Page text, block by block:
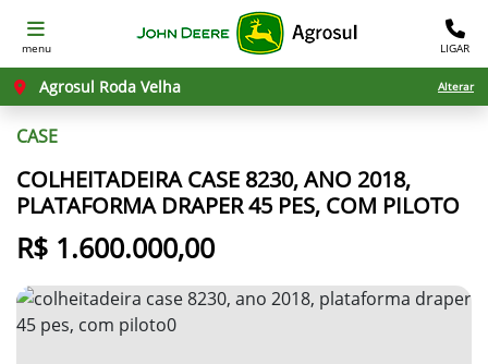
menu LIGAR
Agrosul Roda Velha Alterar
CASE
COLHEITADEIRA CASE 8230, ANO 2018,
PLATAFORMA DRAPER 45 PES, COM PILOTO
R$ 1.600.000,00